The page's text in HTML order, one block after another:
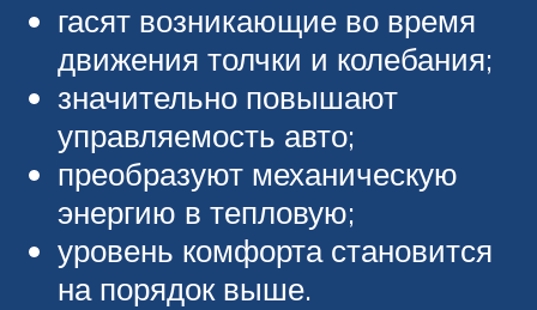
гасят возникающие во время
движения толчки и колебания;
значительно повышают
управляемость авто;
преобразуют механическую
энергию в тепловую;
уровень комфорта становится
на порядок выше.